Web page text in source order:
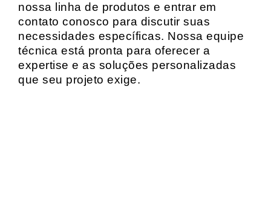
nossa linha de produtos e entrar em
contato conosco para discutir suas
necessidades específicas. Nossa equipe
técnica está pronta para oferecer a
expertise e as soluções personalizadas
que seu projeto exige.